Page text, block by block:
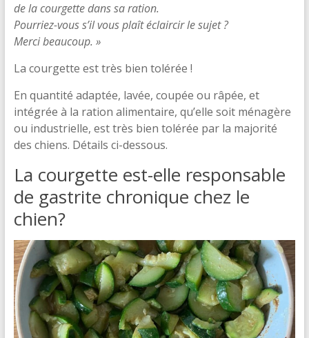
de la courgette dans sa ration.
Pourriez-vous s’il vous plaît éclaircir le sujet ?
Merci beaucoup. »
La courgette est très bien tolérée !
En quantité adaptée, lavée, coupée ou râpée, et
intégrée à la ration alimentaire, qu’elle soit ménagère
ou industrielle, est très bien tolérée par la majorité
des chiens. Détails ci-dessous.
La courgette est-elle responsable
de gastrite chronique chez le
chien?